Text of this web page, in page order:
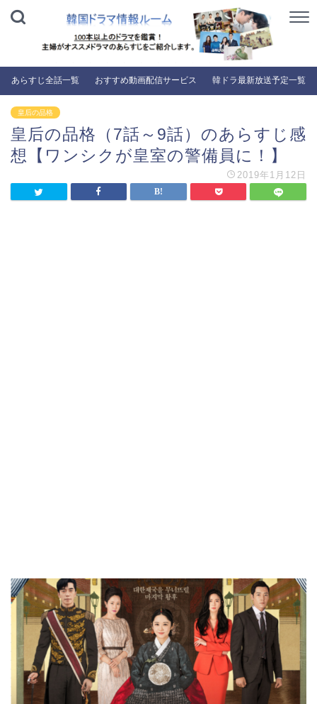
あらすじ全話一覧 おすすめ動画配信サービス 韓ドラ最新放送予定一覧
皇后の品格
皇后の品格（7話～9話）のあらすじ感
想【ワンシクが皇室の警備員に！】
2019年1月12日